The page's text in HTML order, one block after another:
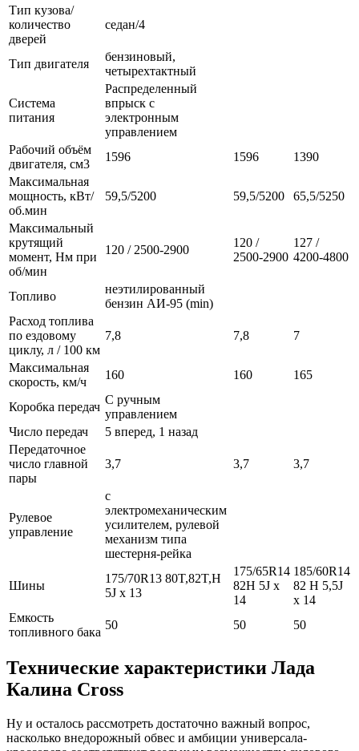
Тип кузова/
количество
дверей
седан/4
Тип двигателя
бензиновый,
четырехтактный
Система
питания
Распределенный
впрыск с
электронным
управлением
Рабочий объём
двигателя, см3
1596 1596
1390
Максимальная
мощность, кВт/
об.мин
59,5/5200 59,5/5200 65,5/5250
Максимальный
крутящий
момент, Нм при
об/мин
120 / 2500-2900
120 /
2500-2900
127 /
4200-4800
Топливо
неэтилированный
бензин АИ-95 (min)
Расход топлива
по ездовому
циклу, л / 100 км
7,8 7,8 7
Максимальная
скорость, км/ч
160 160 165
Коробка передач
С ручным
управлением
Число передач
5 вперед, 1 назад
Передаточное
число главной
пары
3,7 3,7 3,7
Рулевое
управление
с
электромеханическим
усилителем, рулевой
механизм типа
шестерня-рейка
Шины
175/70R13 80T,82T,H
5J x 13
175/65R14
82H 5J x
14
185/60R14
82 H 5,5J
x 14
Емкость
топливного бака
50 50 50
Технические характеристики Лада
Калина Cross
Ну и осталось рассмотреть достаточно важный вопрос,
насколько внедорожный обвес и амбиции универсала-